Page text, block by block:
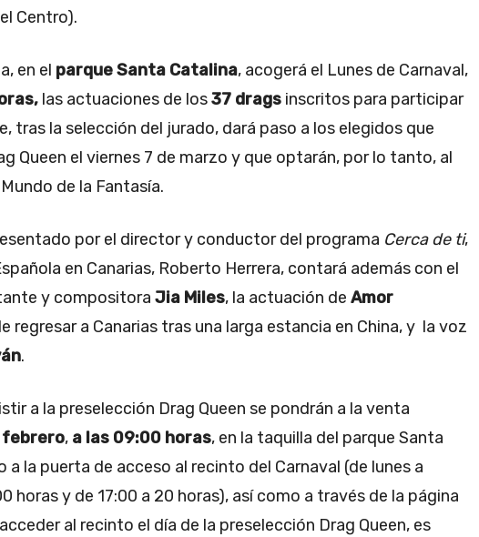
Centro).
en el parque Santa Catalina, acogerá el Lunes de Carnaval,
las actuaciones de los37 drags inscritos para participar
tras la selección del jurado, dará paso a los elegidos que
Queen el viernes 7 de marzo y que optarán, por lo tanto, al
de la Fantasía.
por el director y conductor del programa Cerca de ti,
en Canarias, Roberto Herrera, contará además con el
y compositora Jia Miles, la actuación de Amor
regresar a Canarias tras una larga estancia en China, y la voz
.
a la preselección Drag Queen se pondrán a la venta
febrero, a las 09:00 horas, en la taquilla del parque Santa
a la puerta de acceso al recinto del Carnaval (de lunes a
horas y de 17:00 a 20 horas), así como a través de la página
al recinto el día de la preselección Drag Queen, es